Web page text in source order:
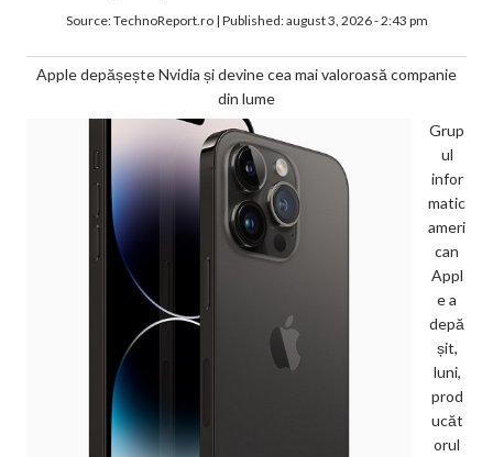
Source:TechnoReport.ro| Published:august 3, 2026 - 2:43 pm
Apple depășește Nvidia și devine cea mai valoroasă companie
din lume
Grup
ul
infor
matic
ameri
can
Appl
e a
depă
șit,
luni,
prod
ucăt
orul